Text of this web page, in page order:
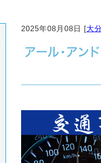
2025年08月08日 [大
アール・アン